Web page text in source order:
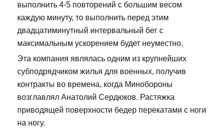
выполнить 4-5 повторений с большим весом
каждую минуту, то выполнить перед этим
двадцатиминутный интервальный бег с
максимальным ускорением будет неуместно.
Эта компания являлась одним из крупнейших
субподрядчиком жилья для военных, получив
контракты во времена, когда Минобороны
возглавлял Анатолий Сердюков. Растяжка
приводящей поверхности бедер перекатами с ноги
на ногу.